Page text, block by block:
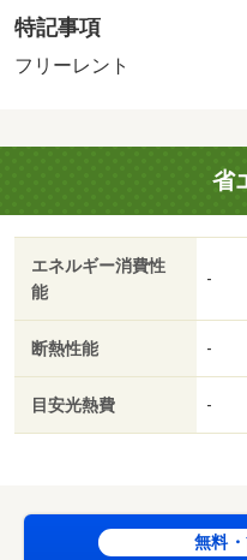
／仲介手数料不要／フリ
エアコン／ＴＶインター
以内/賃貸戸数:20戸
特記事項
フリーレント
省
エネルギー消費性
能
-
断熱性能 -
目安光熱費 -
無料